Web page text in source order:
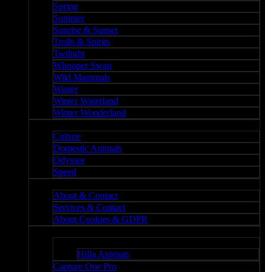
Spring
Summer
Sunrise & Sunset
Trolls & Spirits
Twilight
Whooper Swan
Wild Mammals
Winter
Winter Waterland
Winter Wonderland
Culture
Domestic Animals
Odyssee
Speed
About & Contact
Services & Contact
About Cookies & GDPR
Hilla Aspman
Capture One Pro